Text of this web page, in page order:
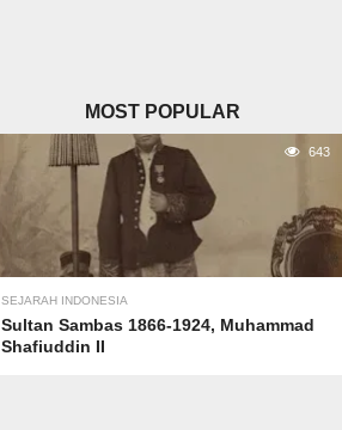
MOST POPULAR
643
SEJARAH INDONESIA
Sultan Sambas 1866-1924, Muhammad
Shafiuddin II